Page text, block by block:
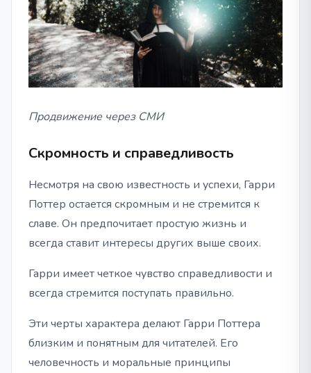
Продвижение через СМИ
Скромность и справедливость
Несмотря на свою известность и успехи, Гарри
Поттер остается скромным и не стремится к
славе. Он предпочитает простую жизнь и
всегда ставит интересы других выше своих.
Гарри имеет четкое чувство справедливости и
всегда стремится поступать правильно.
Эти черты характера делают Гарри Поттера
близким и понятным для читателей. Его
человечность и моральные принципы